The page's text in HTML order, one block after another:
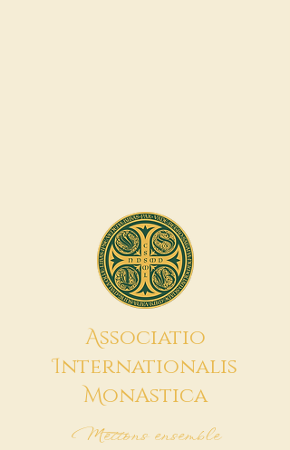
Associatio
Internationalis
MonAstica
Mettons ensemble